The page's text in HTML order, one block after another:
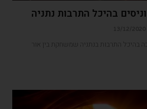
בהיכל התרבות נתניה
בהיכל התרבות בנתניה שמשחקת בין אור